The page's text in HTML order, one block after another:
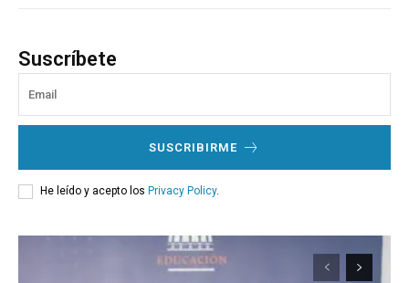
Suscríbete
SUSCRIBIRME
He leído y acepto los Privacy Policy.